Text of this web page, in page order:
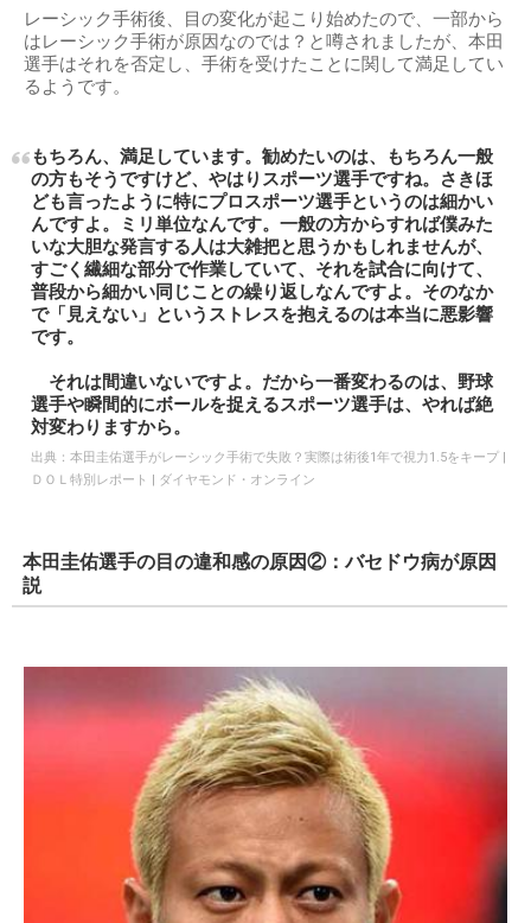
レーシック手術後、目の変化が起こり始めたので、一部から
はレーシック手術が原因なのでは？と噂されましたが、本田
選手はそれを否定し、手術を受けたことに関して満足してい
るようです。
もちろん、満足しています。勧めたいのは、もちろん一般
の方もそうですけど、やはりスポーツ選手ですね。さきほ
ども言ったように特にプロスポーツ選手というのは細かい
んですよ。ミリ単位なんです。一般の方からすれば僕みた
いな大胆な発言する人は大雑把と思うかもしれませんが、
すごく繊細な部分で作業していて、それを試合に向けて、
普段から細かい同じことの繰り返しなんですよ。そのなか
で「見えない」というストレスを抱えるのは本当に悪影響
です。
それは間違いないですよ。だから一番変わるのは、野球
選手や瞬間的にボールを捉えるスポーツ選手は、やれば絶
対変わりますから。
出典： 本田圭佑選手がレーシック手術で失敗？実際は術後1年で視力1.5をキープ |
ＤＯＬ特別レポート | ダイヤモンド・オンライン
本田圭佑選手の目の違和感の原因②：バセドウ病が原因
説